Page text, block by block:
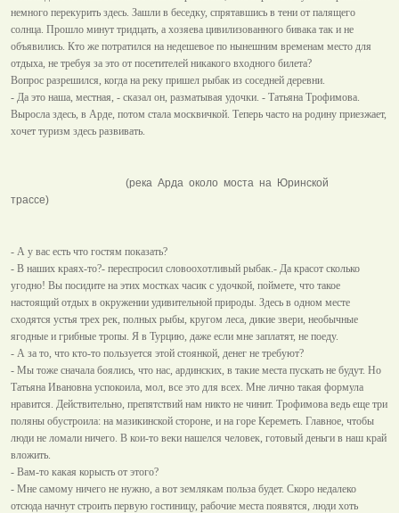
немного перекурить здесь. Зашли в беседку, спрятавшись в тени от палящего
солнца. Прошло минут тридцать, а хозяева цивилизованного бивака так и не
объявились. Кто же потратился на недешевое по нынешним временам место для
отдыха, не требуя за это от посетителей никакого входного билета?
Вопрос разрешился, когда на реку пришел рыбак из соседней деревни.
- Да это наша, местная, - сказал он, разматывая удочки. - Татьяна Трофимова.
Выросла здесь, в Арде, потом стала москвичкой. Теперь часто на родину приезжает,
хочет туризм здесь развивать.
(река Арда около моста на Юринской
трассе)
- А у вас есть что гостям показать?
- В наших краях-то?- переспросил словоохотливый рыбак.- Да красот сколько
угодно! Вы посидите на этих мостках часик с удочкой, поймете, что такое
настоящий отдых в окружении удивительной природы. Здесь в одном месте
сходятся устья трех рек, полных рыбы, кругом леса, дикие звери, необычные
ягодные и грибные тропы. Я в Турцию, даже если мне заплатят, не поеду.
- А за то, что кто-то пользуется этой стоянкой, денег не требуют?
- Мы тоже сначала боялись, что нас, ардинских, в такие места пускать не будут. Но
Татьяна Ивановна успокоила, мол, все это для всех. Мне лично такая формула
нравится. Действительно, препятствий нам никто не чинит. Трофимова ведь еще три
поляны обустроила: на мазикинской стороне, и на горе Кереметь. Главное, чтобы
люди не ломали ничего. В кои-то веки нашелся человек, готовый деньги в наш край
вложить.
- Вам-то какая корысть от этого?
- Мне самому ничего не нужно, а вот землякам польза будет. Скоро недалеко
отсюда начнут строить первую гостиницу, рабочие места появятся, люди хоть